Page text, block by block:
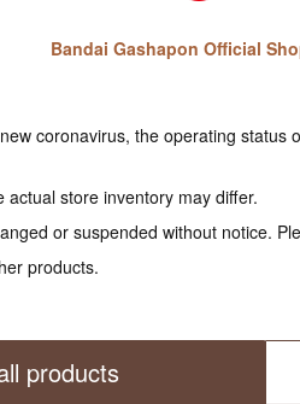
Bandai Gashapon Official
coronavirus, the operating
store inventory may differ.
or suspended without notice.
products.
products